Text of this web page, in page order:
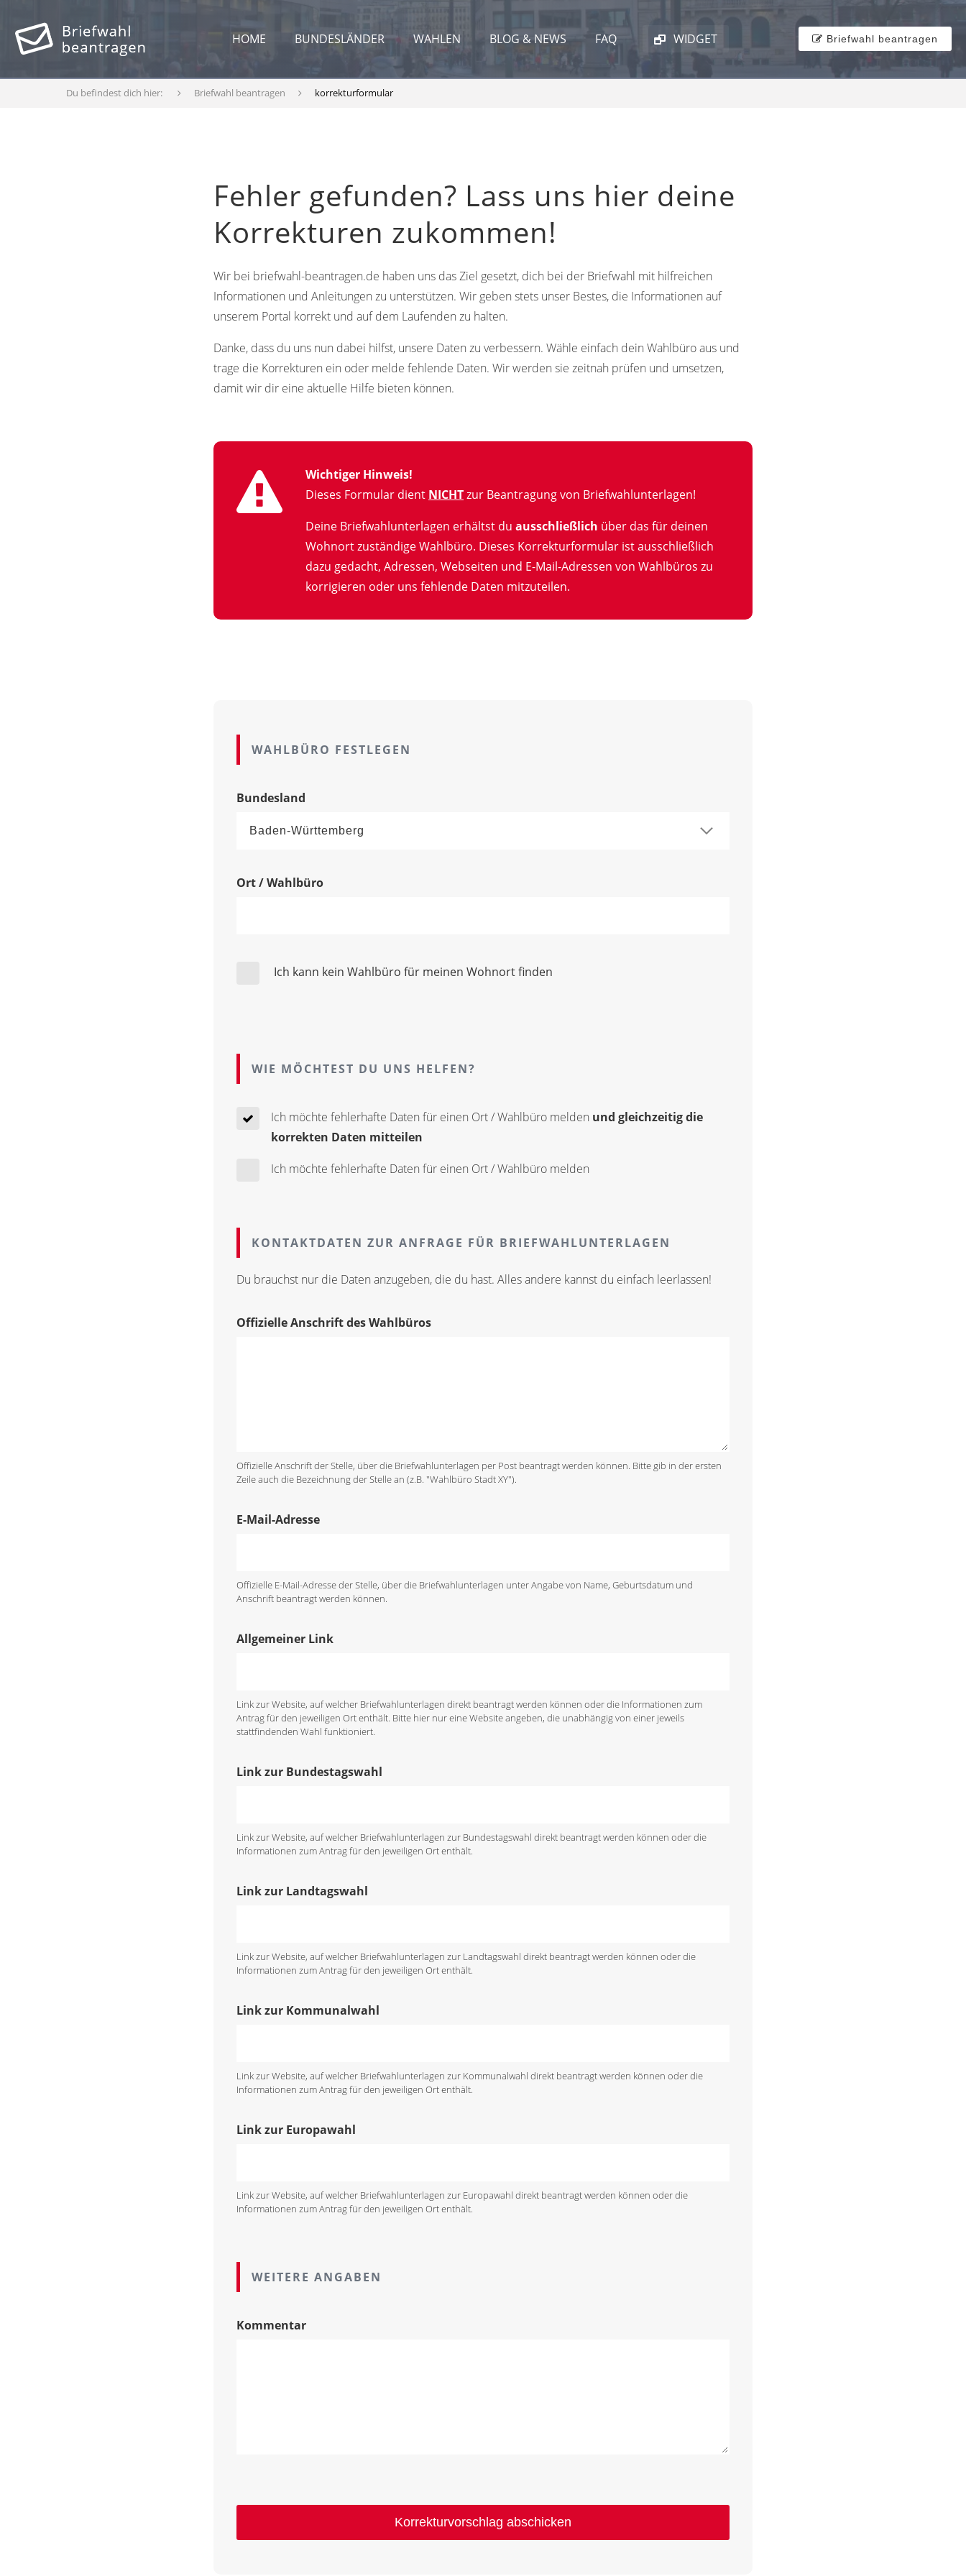
HOME BUNDESLÄNDER WAHLEN BLOG & NEWS FAQ WIDGET Briefwahl beantragen
Du befindest dich hier: Briefwahl beantragen korrekturformular
Fehler gefunden? Lass uns hier deine
Korrekturen zukommen!
Wir bei briefwahl-beantragen.de haben uns das Ziel gesetzt, dich bei der Briefwahl mit hilfreichen
Informationen und Anleitungen zu unterstützen. Wir geben stets unser Bestes, die Informationen auf
unserem Portal korrekt und auf dem Laufenden zu halten.
Danke, dass du uns nun dabei hilfst, unsere Daten zu verbessern. Wähle einfach dein Wahlbüro aus und
trage die Korrekturen ein oder melde fehlende Daten. Wir werden sie zeitnah prüfen und umsetzen,
damit wir dir eine aktuelle Hilfe bieten können.
Wichtiger Hinweis!
Dieses Formular dient NICHTzur Beantragung von Briefwahlunterlagen!
Deine Briefwahlunterlagen erhältst du ausschließlich über das für deinen
Wohnort zuständige Wahlbüro. Dieses Korrekturformular ist ausschließlich
dazu gedacht, Adressen, Webseiten und E-Mail-Adressen von Wahlbüros zu
korrigieren oder uns fehlende Daten mitzuteilen.
WAHLBÜRO FESTLEGEN
Bundesland
Ort / Wahlbüro
Ich kann kein Wahlbüro für meinen Wohnort finden
WIE MÖCHTEST DU UNS HELFEN?
Ich möchte fehlerhafte Daten für einen Ort / Wahlbüro melden und gleichzeitig die
korrekten Daten mitteilen
Ich möchte fehlerhafte Daten für einen Ort / Wahlbüro melden
KONTAKTDATEN ZUR ANFRAGE FÜR BRIEFWAHLUNTERLAGEN
Du brauchst nur die Daten anzugeben, die du hast. Alles andere kannst du einfach leerlassen!
Offizielle Anschrift des Wahlbüros
Offizielle Anschrift der Stelle, über die Briefwahlunterlagen per Post beantragt werden können. Bitte gib in der ersten
Zeile auch die Bezeichnung der Stelle an (z.B. "Wahlbüro Stadt XY").
E-Mail-Adresse
Offizielle E-Mail-Adresse der Stelle, über die Briefwahlunterlagen unter Angabe von Name, Geburtsdatum und
Anschrift beantragt werden können.
Allgemeiner Link
Link zur Website, auf welcher Briefwahlunterlagen direkt beantragt werden können oder die Informationen zum
Antrag für den jeweiligen Ort enthält. Bitte hier nur eine Website angeben, die unabhängig von einer jeweils
stattfindenden Wahl funktioniert.
Link zur Bundestagswahl
Link zur Website, auf welcher Briefwahlunterlagen zur Bundestagswahl direkt beantragt werden können oder die
Informationen zum Antrag für den jeweiligen Ort enthält.
Link zur Landtagswahl
Link zur Website, auf welcher Briefwahlunterlagen zur Landtagswahl direkt beantragt werden können oder die
Informationen zum Antrag für den jeweiligen Ort enthält.
Link zur Kommunalwahl
Link zur Website, auf welcher Briefwahlunterlagen zur Kommunalwahl direkt beantragt werden können oder die
Informationen zum Antrag für den jeweiligen Ort enthält.
Link zur Europawahl
Link zur Website, auf welcher Briefwahlunterlagen zur Europawahl direkt beantragt werden können oder die
Informationen zum Antrag für den jeweiligen Ort enthält.
WEITERE ANGABEN
Kommentar
Korrekturvorschlag abschicken